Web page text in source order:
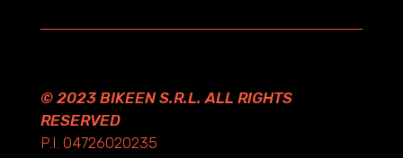
© 2023 BIKEEN S.R.L. ALL RIGHTS
RESERVED
P.I. 04726020235